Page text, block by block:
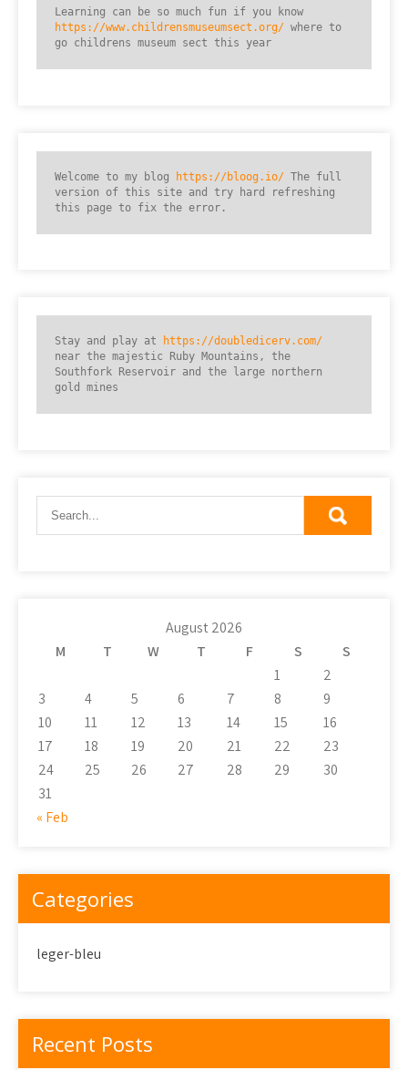
https://www.childrensmuseumsect.org/ where to
go childrens museum sect this year
Welcome to my blog https://bloog.io/ The full
version of this site and try hard refreshing
this page to fix the error.
Stay and play at
https://doubledicerv.com/
near the majestic Ruby Mountains, the
Southfork Reservoir and the large northern
gold mines
August 2026
M
T W T F S
S
1
2
3
4 5 6 7 8
9
10
11 12 13 14 15
16
17
18 19 20 21 22
23
24
25 26 27 28 29
30
31
« Feb
Categories
leger-bleu
Recent Posts